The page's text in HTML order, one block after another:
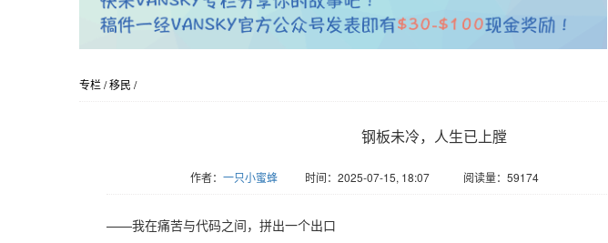
专栏 /移民 /
钢板未冷，人生已上膛
作者： 一只小蜜蜂 时间：2025-07-15, 18:07 阅读量：59174
——我在痛苦与代码之间，拼出一个出口